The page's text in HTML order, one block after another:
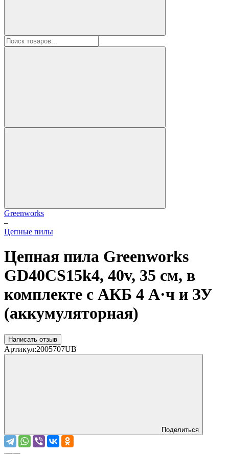
Greenworks
–
Цепные пилы
Цепная пила Greenworks
GD40CS15k4, 40v, 35 см, в
комплекте с АКБ 4 А·ч и ЗУ
(аккумуляторная)
Написать отзыв
Артикул:2005707UB
Поделиться